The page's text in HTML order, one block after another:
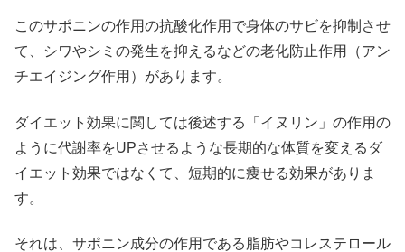
このサポニンの作用の抗酸化作用で身体のサビを抑制させ
て、シワやシミの発生を抑えるなどの老化防止作用（アン
チエイジング作用）があります。
ダイエット効果に関しては後述する「イヌリン」の作用の
ように代謝率をUPさせるような長期的な体質を変えるダ
イエット効果ではなくて、短期的に痩せる効果がありま
す。
それは、サポニン成分の作用である脂肪やコレステロール